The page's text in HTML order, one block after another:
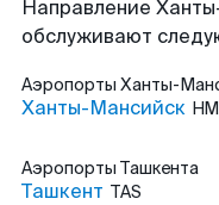
Направление
обслуживают
Аэропорты Ханты-
Ханты-Мансийск
Аэропорты Ташкента
Ташкент TAS